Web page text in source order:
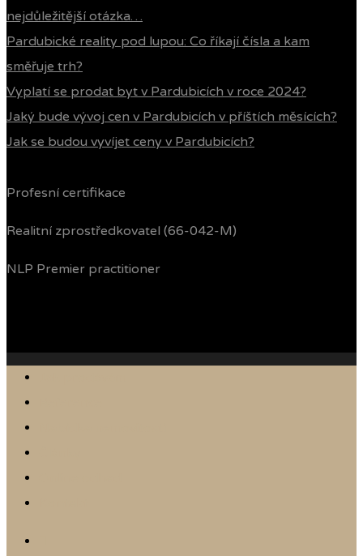
nejdůležitější otázka…
Pardubické reality pod lupou: Co říkají čísla a kam
směřuje trh?
Vyplatí se prodat byt v Pardubicích v roce 2024?
Jaký bude vývoj cen v Pardubicích v příštích měsících?
Jak se budou vyvíjet ceny v Pardubicích?
Profesní certifikace
Realitní zprostředkovatel (66-042-M)
NLP Premier practitioner